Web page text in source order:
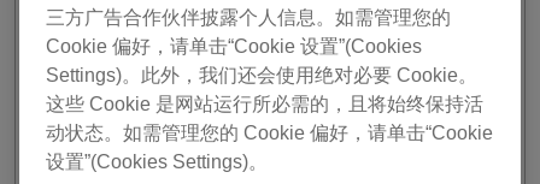
rekordbox for iOS/Android是一款使您能够通过一部智能
三方广告合作伙伴披露个人信息。如需管理您的
Cookie 偏好，请单击“Cookie 设置”(Cookies
Settings)。此外，我们还会使用绝对必要 Cookie。
这些 Cookie 是网站运行所必需的，且将始终保持活
动状态。如需管理您的 Cookie 偏好，请单击“Cookie
设置”(Cookies Settings)。